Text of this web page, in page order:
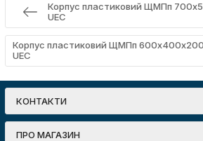
Корпус пластиковий ЩМПп
UEC
Корпус пластиковий ЩМПп
UEC
КОНТАКТИ
ПРО МАГАЗИН